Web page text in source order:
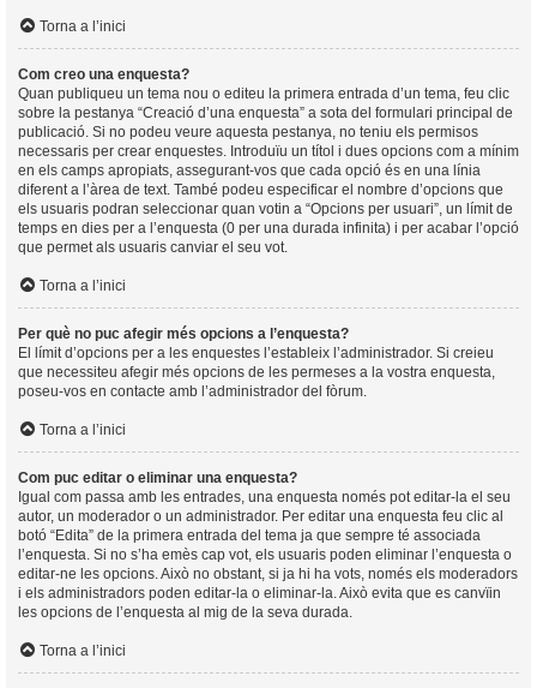
Torna a l’inici
Com creo una enquesta?
Quan publiqueu un tema nou o editeu la primera entrada d’un tema, feu clic
sobre la pestanya “Creació d’una enquesta” a sota del formulari principal de
publicació. Si no podeu veure aquesta pestanya, no teniu els permisos
necessaris per crear enquestes. Introduïu un títol i dues opcions com a mínim
en els camps apropiats, assegurant-vos que cada opció és en una línia
diferent a l’àrea de text. També podeu especificar el nombre d’opcions que
els usuaris podran seleccionar quan votin a “Opcions per usuari”, un límit de
temps en dies per a l’enquesta (0 per una durada infinita) i per acabar l’opció
que permet als usuaris canviar el seu vot.
Torna a l’inici
Per què no puc afegir més opcions a l’enquesta?
El límit d’opcions per a les enquestes l’estableix l’administrador. Si creieu
que necessiteu afegir més opcions de les permeses a la vostra enquesta,
poseu-vos en contacte amb l’administrador del fòrum.
Torna a l’inici
Com puc editar o eliminar una enquesta?
Igual com passa amb les entrades, una enquesta només pot editar-la el seu
autor, un moderador o un administrador. Per editar una enquesta feu clic al
botó “Edita” de la primera entrada del tema ja que sempre té associada
l’enquesta. Si no s’ha emès cap vot, els usuaris poden eliminar l’enquesta o
editar-ne les opcions. Això no obstant, si ja hi ha vots, només els moderadors
i els administradors poden editar-la o eliminar-la. Això evita que es canvïin
les opcions de l’enquesta al mig de la seva durada.
Torna a l’inici